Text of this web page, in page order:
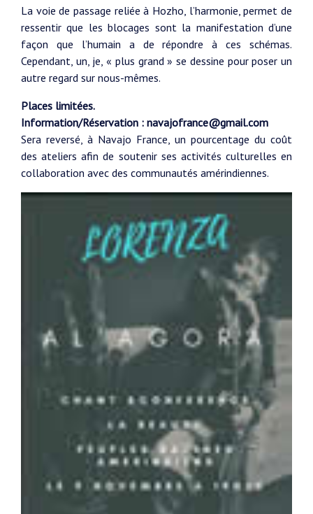
La voie de passage reliée à Hozho, l’harmonie, permet de
ressentir que les blocages sont la manifestation d’une
façon que l’humain a de répondre à ces schémas.
Cependant, un, je, « plus grand » se dessine pour poser un
autre regard sur nous-mêmes.
Places limitées.
Information/Réservation : navajofrance@gmail.com
Sera reversé, à Navajo France, un pourcentage du coût
des ateliers afin de soutenir ses activités culturelles en
collaboration avec des communautés amérindiennes.